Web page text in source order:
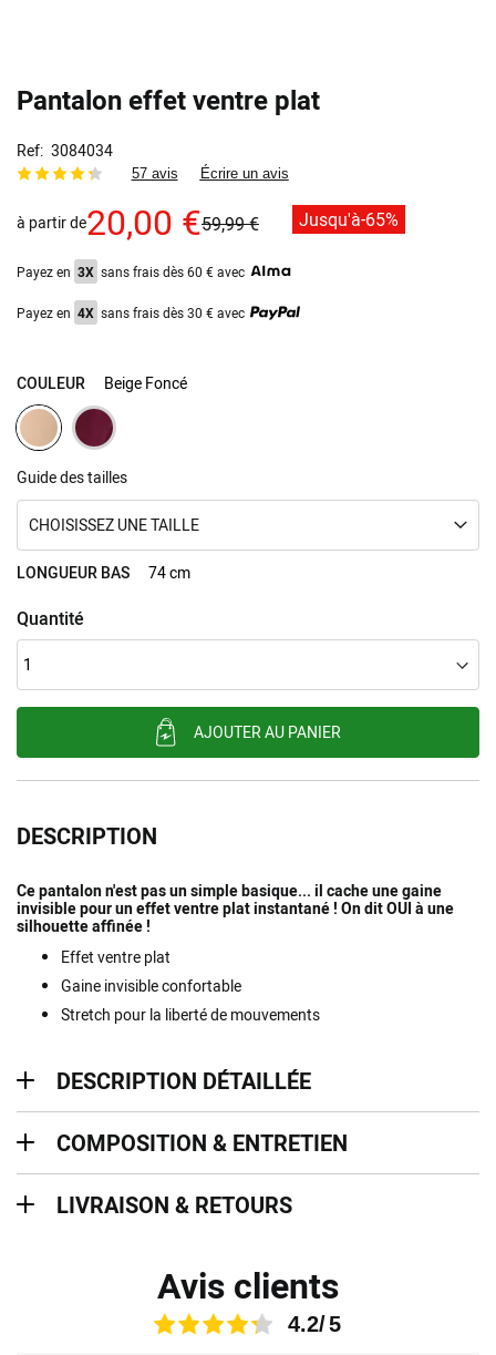
Pantalon effet ventre plat
Ref 3084034
57 avis Écrire un avis
à partir de20,00 €59,99 € Jusqu'à-65%
Payez en 3X sans frais dès 60 € avec
Payez en 4X sans frais dès 30 € avec
COULEUR Beige Foncé
Guide des tailles
CHOISISSEZ UNE TAILLE
LONGUEUR BAS 74 cm
Quantité
AJOUTER AU PANIER
DESCRIPTION
Ce pantalon n'est pas un simple basique... il cache une gaine
invisible pour un effet ventre plat instantané ! On dit OUI à une
silhouette affinée !
Effet ventre plat
Gaine invisible confortable
Stretch pour la liberté de mouvements
DESCRIPTION DÉTAILLÉE
COMPOSITION & ENTRETIEN
LIVRAISON & RETOURS
Avis clients
4.2